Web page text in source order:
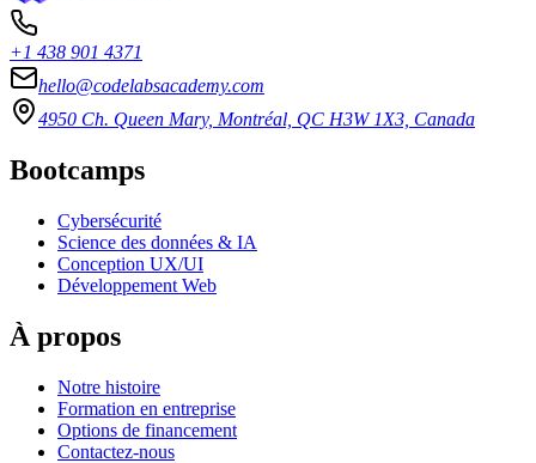
+1 438 901 4371
hello@codelabsacademy.com
4950 Ch. Queen Mary, Montréal, QC H3W 1X3, Canada
Bootcamps
Cybersécurité
Science des données & IA
Conception UX/UI
Développement Web
À propos
Notre histoire
Formation en entreprise
Options de financement
Contactez-nous